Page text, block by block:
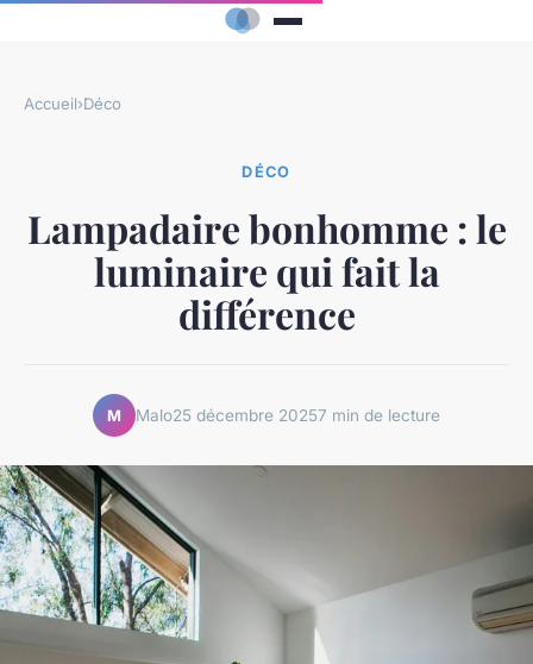
Accueil›Déco
DÉCO
Lampadaire bonhomme : le
luminaire qui fait la
différence
M Malo25 décembre 20257 min de lecture